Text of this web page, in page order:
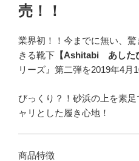
売！！
業界初！！今までに無い、
きる靴下 【Ashitabi あした
リーズ』第二弾を2019年4月
びっくり？！砂浜の上を素
ャリとした履き心地！
商品特徴